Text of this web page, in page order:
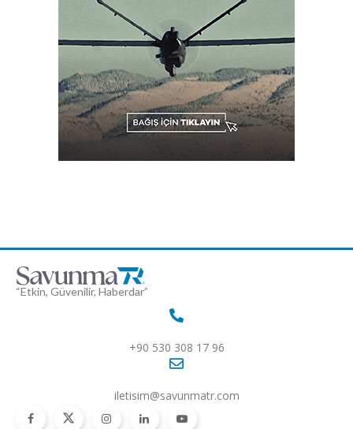
“Etkin, Güvenilir, Haberdar”
+90 530 308 17 96
iletisim@savunmatr.com